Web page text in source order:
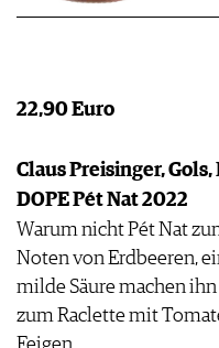
22,90 Euro
Claus Preisinger,
DOPE Pét Nat 2022
Warum nicht Pét Nat
Noten von Erdbeeren,
milde Säure machen
zum Raclette mit